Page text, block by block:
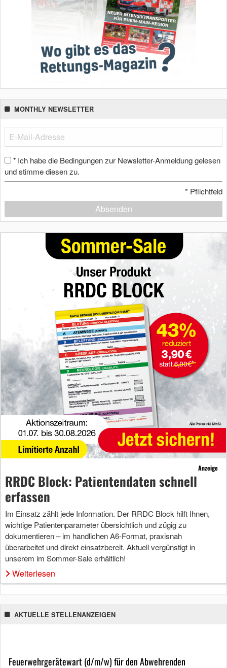
MONTHLY NEWSLETTER
* Ich habe die Bedingungen zur Newsletter-Anmeldung gelesen
und stimme diesen zu.
* Pflichtfeld
Absenden
Anzeige
RRDC Block: Patientendaten schnell
erfassen
Im Einsatz zählt jede Information. Der RRDC Block hilft Ihnen,
wichtige Patientenparameter übersichtlich und zügig zu
dokumentieren – im handlichen A6-Format, praxisnah
überarbeitet und direkt einsatzbereit. Aktuell vergünstigt in
unserem im Sommer-Sale erhältlich!
Weiterlesen
AKTUELLE STELLENANZEIGEN
Feuerwehrgerätewart (d/m/w) für den Abwehrenden